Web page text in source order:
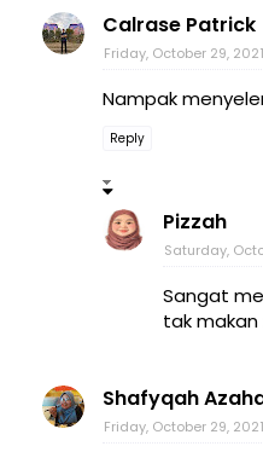
Calrase Patrick
Friday, October 29,
Nampak
Reply
Pizzah
Saturday,
Sangat
tak makan
Shafyqah
Friday, October 29, 2021